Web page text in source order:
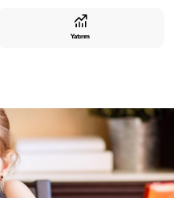
Yatırım